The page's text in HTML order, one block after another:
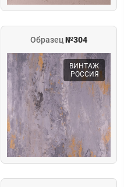
Образец№304
ВИНТАЖ
РОССИЯ